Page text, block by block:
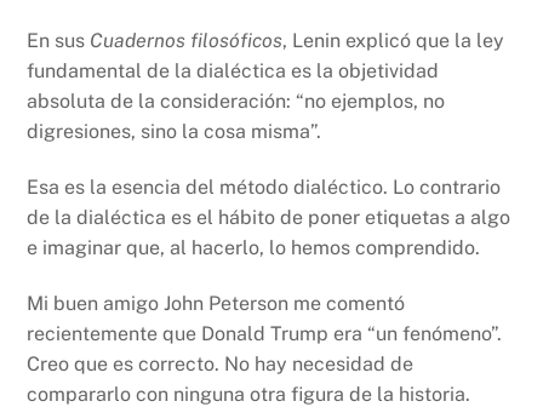
En sus Cuadernos filosóficos, Lenin explicó que la ley
fundamental de la dialéctica es la objetividad
absoluta de la consideración: “no ejemplos, no
digresiones, sino la cosa misma”.
Esa es la esencia del método dialéctico. Lo contrario
de la dialéctica es el hábito de poner etiquetas a algo
e imaginar que, al hacerlo, lo hemos comprendido.
Mi buen amigo John Peterson me comentó
recientemente que Donald Trump era “un fenómeno”.
Creo que es correcto. No hay necesidad de
compararlo con ninguna otra figura de la historia.